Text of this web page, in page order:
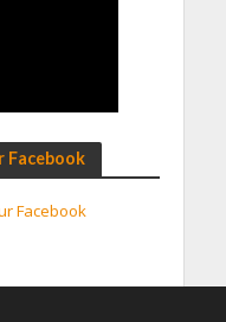
Facebook
Facebook